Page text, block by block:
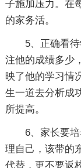
子施加压力。在
的家务活。
5、正确看
注他的成绩多少
映了他的学习情
生一道去分析成
所提高。
6、家长要
理自己，该带的
代替，更不要返